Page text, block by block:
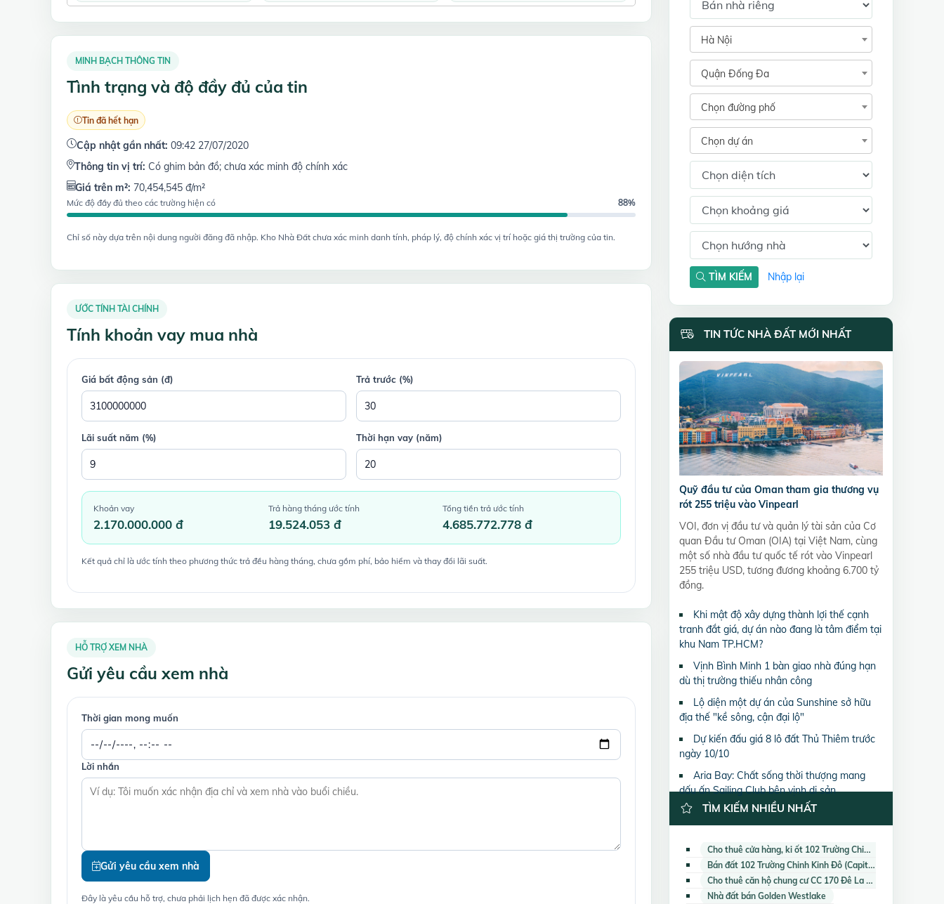
MINH BẠCH THÔNG TIN
Tình trạng và độ đầy đủ của tin
Tin đã hết hạn
Cập nhật gần nhất: 09:42 27/07/2020
Thông tin vị trí: Có ghim bản đồ; chưa xác minh độ chính xác
Giá trên m²: 70,454,545 đ/m²
Mức độ đầy đủ theo các trường hiện có 88%
Chỉ số này dựa trên nội dung người đăng đã nhập. Kho Nhà Đất chưa xác minh danh tính, pháp lý, độ chính xác vị trí hoặc giá thị trường của tin.
ƯỚC TÍNH TÀI CHÍNH
Tính khoản vay mua nhà
Giá bất động sản (đ) Trả trước (%)
Lãi suất năm (%) Thời hạn vay (năm)
Khoản vay
2.170.000.000 đ
Trả hàng tháng ước tính
19.524.053 đ
Tổng tiền trả ước tính
4.685.772.778 đ
Kết quả chỉ là ước tính theo phương thức trả đều hàng tháng, chưa gồm phí, bảo hiểm và thay đổi lãi suất.
HỖ TRỢ XEM NHÀ
Gửi yêu cầu xem nhà
Thời gian mong muốn
Lời nhắn
Gửi yêu cầu xem nhà
Đây là yêu cầu hỗ trợ, chưa phải lịch hẹn đã được xác nhận.
Hà Nội
Quận Đống Đa
Chọn đường phố
Chọn dự án
TÌM KIẾM Nhập lại
TIN TỨC NHÀ ĐẤT MỚI NHẤT
Quỹ đầu tư của Oman tham gia thương vụ
rót 255 triệu vào Vinpearl
VOI, đơn vị đầu tư và quản lý tài sản của Cơ
quan Đầu tư Oman (OIA) tại Việt Nam, cùng
một số nhà đầu tư quốc tế rót vào Vinpearl
255 triệu USD, tương đương khoảng 6.700 tỷ
đồng.
Khi mật độ xây dựng thành lợi thế cạnh
tranh đắt giá, dự án nào đang là tâm điểm tại
khu Nam TP.HCM?
Vịnh Bình Minh 1 bàn giao nhà đúng hạn
dù thị trường thiếu nhân công
Lộ diện một dự án của Sunshine sở hữu
địa thế "kề sông, cận đại lộ"
Dự kiến đấu giá 8 lô đất Thủ Thiêm trước
ngày 10/10
Aria Bay: Chất sống thời thượng mang
dấu ấn Sailing Club bên vịnh di sản
TÌM KIẾM NHIỀU NHẤT
Cho thuê cửa hàng, ki ốt 102 Trường Chinh Kinh Đô (Capital Garden)
Bán đất 102 Trường Chinh Kinh Đô (Capital Garden)
Cho thuê căn hộ chung cư CC 170 Đê La Thành
Nhà đất bán Golden Westlake